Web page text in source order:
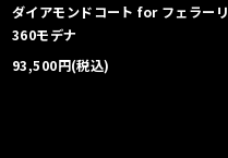
ダイアモンドコート for フェラーリ
360モデナ
93,500円(税込)